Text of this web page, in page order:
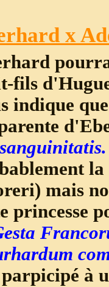
x
fils
indique
la
mais
princesse
à